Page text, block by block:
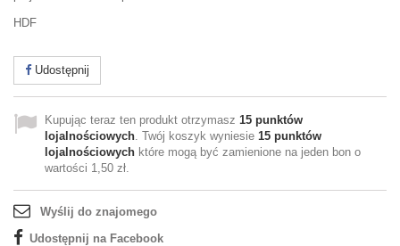
HDF
Udostępnij
Kupując teraz ten produkt otrzymasz 15 punktów
lojalnościowych. Twój koszyk wyniesie 15 punktów
lojalnościowych które mogą być zamienione na jeden bon o
wartości 1,50 zł.
Wyślij do znajomego
Udostępnij na Facebook